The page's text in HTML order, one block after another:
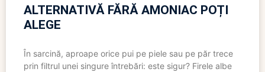
ALTERNATIVĂ FĂRĂ AMONIAC POȚI
ALEGE
În sarcină, aproape orice pui pe piele sau pe păr trece
prin filtrul unei singure întrebări: este sigur? Firele albe